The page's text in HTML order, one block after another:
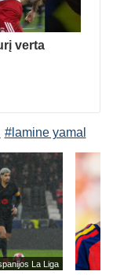
verta
#lamine yamal
La Liga